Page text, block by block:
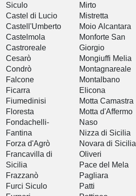
Siculo
Castel di Lucio
Castell'Umberto
Castelmola
Castroreale
Cesarò
Condrò
Falcone
Ficarra
Fiumedinisi
Floresta
Fondachelli-
Fantina
Forza d'Agrò
Francavilla di
Sicilia
Frazzanò
Furci Siculo
Mirto
Mistretta
Moio Alcantara
Monforte San
Giorgio
Mongiuffi Melia
Montagnareale
Montalbano
Elicona
Motta Camastra
Motta d'Affermo
Naso
Nizza di Sicilia
Novara di Sicilia
Oliveri
Pace del Mela
Pagliara
Patti